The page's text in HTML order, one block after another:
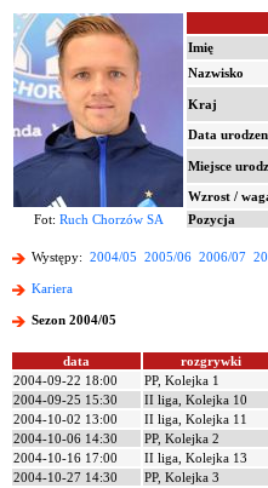
Imię
Nazwisko
Kraj
Data
Miejsce
Wzrost /
Fot: Ruch Chorzów SA Pozycja
Występy: 2004/05 2005/06 2006/07
Kariera
Sezon 2004/05
data rozgrywki
2004-09-22 18:00
PP, Kolejka 1
2004-09-25 15:30
II liga, Kolejka 10
2004-10-02 13:00
II liga, Kolejka 11
2004-10-06 14:30
PP, Kolejka 2
2004-10-16 17:00
II liga, Kolejka 13
2004-10-27 14:30
PP, Kolejka 3